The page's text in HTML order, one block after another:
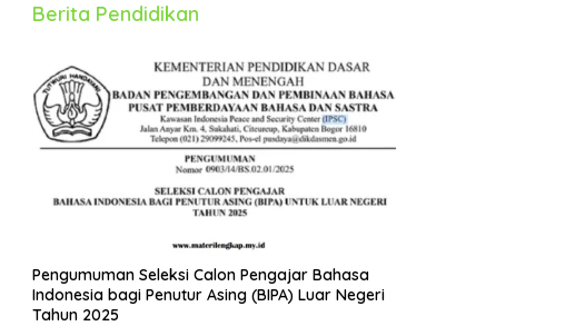
Berita Pendidikan
Pengumuman Seleksi Calon Pengajar Bahasa
Indonesia bagi Penutur Asing (BIPA) Luar Negeri
Tahun 2025